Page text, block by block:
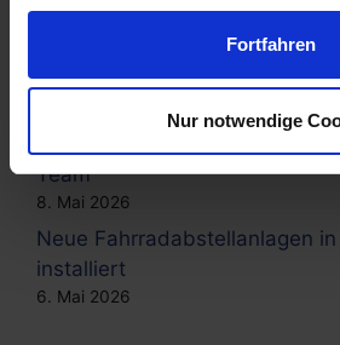
Fortfahren
Nur notwendige
20. Mai 2026
Heimat modern verbinden:
Hotels in Baal eröffnet
Team
8. Mai 2026
Neue Fahrradabstellanlagen
installiert
6. Mai 2026